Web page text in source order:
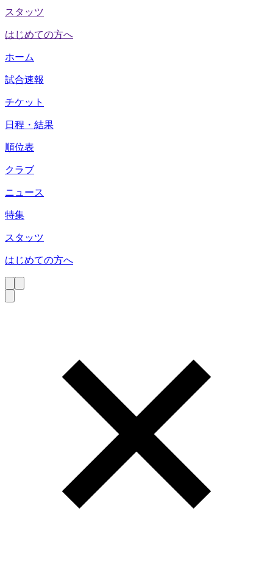
スタッツ
はじめての方へ
ホーム
試合速報
チケット
日程・結果
順位表
クラブ
ニュース
特集
スタッツ
はじめての方へ